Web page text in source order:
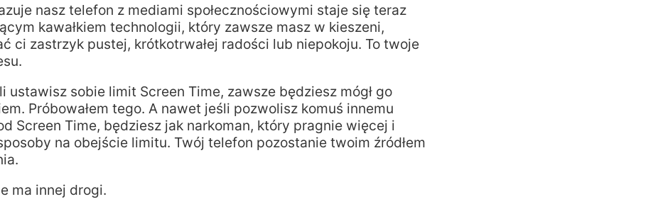
nasz telefon z mediami społecznościowymi staje się teraz
kawałkiem technologii, który zawsze masz w kieszeni,
ci zastrzyk pustej, krótkotrwałej radości lub niepokoju. To twoje
ustawisz sobie limit Screen Time, zawsze będziesz mógł go
Próbowałem tego. A nawet jeśli pozwolisz komuś innemu
Screen Time, będziesz jak narkoman, który pragnie więcej i
na obejście limitu. Twój telefon pozostanie twoim źródłem
ma innej drogi.